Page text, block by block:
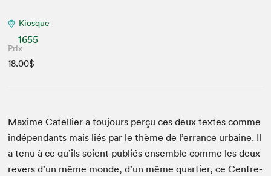
Kiosque
1655
Prix
18.00$
Maxime Catel­li­er a tou­jours perçu ces deux textes comme
indépen­dants mais liés par le thème de l’errance urbaine. Il
a tenu à ce qu’ils soient pub­liés ensem­ble comme les deux
revers d’un même monde, d’un même quarti­er, ce Cen­tre-